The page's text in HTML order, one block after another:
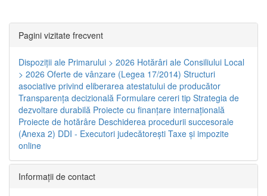
Pagini vizitate frecvent
Dispoziţii ale Primarului > 2026 Hotărâri ale Consiliului Local
> 2026 Oferte de vânzare (Legea 17/2014) Structuri
asociative privind eliberarea atestatului de producător
Transparenţa decizională Formulare cereri tip Strategia de
dezvoltare durabilă Proiecte cu finanţare internaţională
Proiecte de hotărâre Deschiderea procedurii succesorale
(Anexa 2) DDI - Executori judecătorești Taxe şi impozite
online
Informaţii de contact